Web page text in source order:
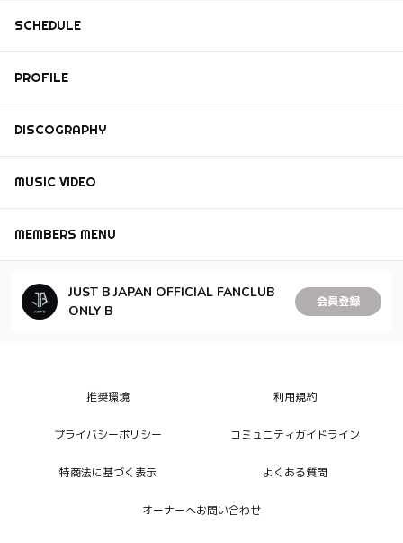
SCHEDULE
PROFILE
DISCOGRAPHY
MUSIC VIDEO
MEMBERS MENU
JUST B JAPAN OFFICIAL FANCLUB
ONLY B
会員登録
推奨環境 利用規約
プライバシーポリシー コミュニティガイドライン
特商法に基づく表示 よくある質問
オーナーへお問い合わせ